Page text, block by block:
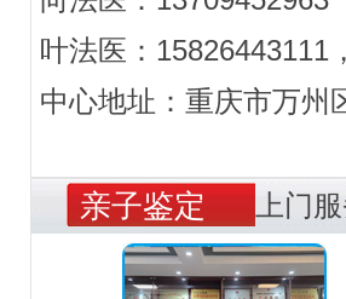
叶法医：15826443111
中心地址：重庆市万州
亲子鉴定 上门